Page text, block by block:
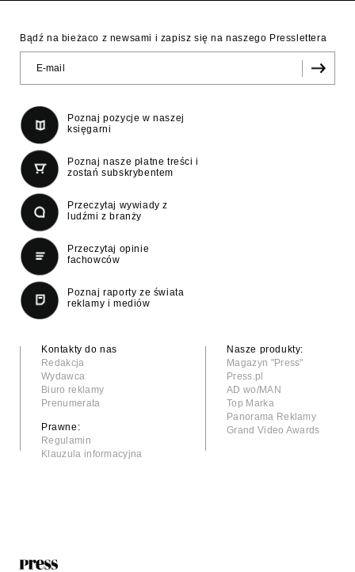
Bądź na bieżaco z newsami i zapisz się na naszego Presslettera
Poznaj pozycje w naszej
księgarni
Poznaj nasze płatne treści i
zostań subskrybentem
Przeczytaj wywiady z
ludźmi z branży
Przeczytaj opinie
fachowców
Poznaj raporty ze świata
reklamy i mediów
Kontakty do nas
Redakcja
Wydawca
Biuro reklamy
Prenumerata
Prawne:
Regulamin
Klauzula informacyjna
Nasze produkty:
Magazyn "Press"
Press.pl
AD wo/MAN
Top Marka
Panorama Reklamy
Grand Video Awards